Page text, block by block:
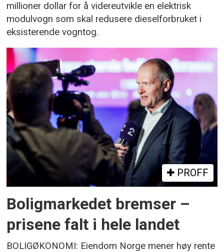
millioner dollar for å videreutvikle en elektrisk
modulvogn som skal redusere dieselforbruket i
eksisterende vogntog.
PROFF
Boligmarkedet bremser –
prisene falt i hele landet
BOLIGØKONOMI: Eiendom Norge mener høy rente